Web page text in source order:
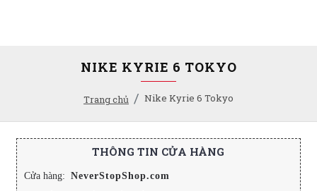
Trang chủ Nike Kyrie 6 Tokyo
NIKE KYRIE 6 TOKYO
THÔNG TIN CỬA HÀNG
Cửa hàng: NeverStopShop.com